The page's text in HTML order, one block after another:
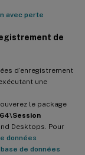
avec perte
de
d’enregistrement
une
le package
Desktops. Pour
données
de données